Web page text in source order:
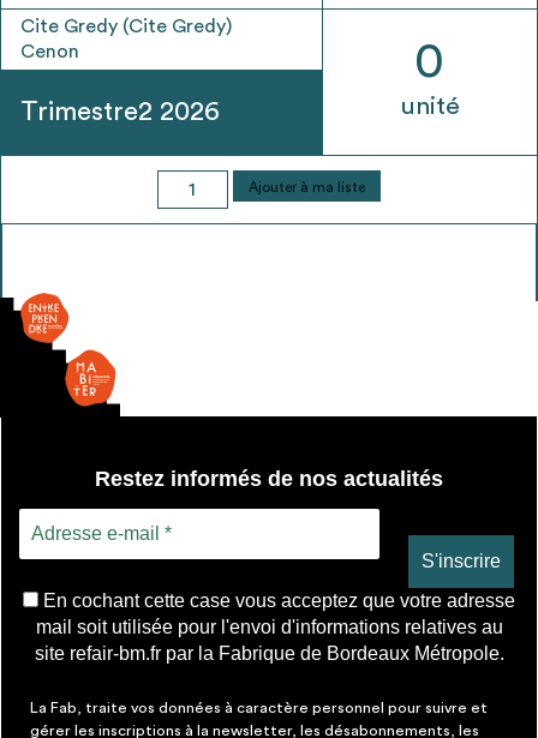
Être recontacté afin d’obtenir plus de
renseignements sur les modalités et
stratégies de récupérations
* Attention, l’ajout des matériaux à sa liste et son envoi ne
vaut aucunement réservation.
voirFAQ
Cite Gredy (Cite Gredy)
Cenon
Trimestre2 2026
0
unité
quantité
de
Ajouter à ma liste
Restez informés de nos actualités
En cochant cette case vous acceptez que votre adresse
mail soit utilisée pour l'envoi d'informations relatives au
site refair-bm.fr par la Fabrique de Bordeaux Métropole.
La Fab, traite vos données à caractère personnel pour suivre et
gérer les inscriptions à la newsletter, les désabonnements, les